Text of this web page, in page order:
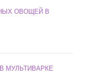
ОВОЩЕЙ В
МУЛЬТИВАРКЕ